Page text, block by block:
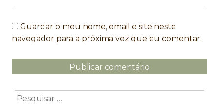
Guardar o meu nome, email e site neste
navegador para a próxima vez que eu comentar.